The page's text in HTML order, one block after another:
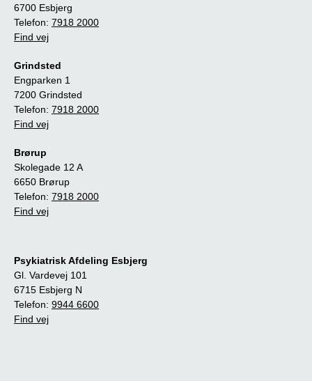
6700 Esbjerg
Telefon: 7918 2000
Find vej
Grindsted
Engparken 1
7200 Grindsted
Telefon: 7918 2000
Find vej
Brørup
Skolegade 12 A
6650 Brørup
Telefon: 7918 2000
Find vej
Psykiatrisk Afdeling Esbjerg
Gl. Vardevej 101
6715 Esbjerg N
Telefon: 9944 6600
Find vej